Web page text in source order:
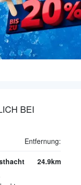
BEI
Entfernung:
24.9km